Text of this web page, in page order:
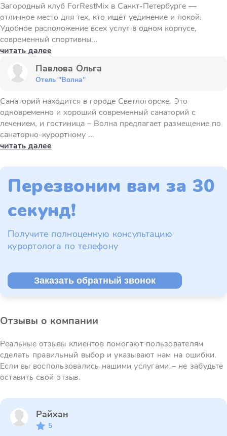
Загородный клуб ForRestMix в Санкт-Петербурге —
отличное место для тех, кто ищет уединение и покой.
Удобное расположение всех услуг в одном корпусе,
современный спортивны...
читать далее
Павлова Ольга
Отель "Волна"
Санаторий находится в городе Светлогорске. Это
одновременно и хороший современный санаторий с
лечением, и гостиница – Волна предлагает размещение по
санаторно-курортному ...
читать далее
Перезвоним вам за 30
секунд!
Получите полноценную консультацию
курортолога по телефону
Заказать обратный звонок
Отзывы о компании
Реальные отзывы клиентов помогают пользователям
сделать правильный выбор и указывают нам на ошибки.
Если вы воспользовались нашими услугами – не забудьте
оставить свой отзыв.
Райхан
5